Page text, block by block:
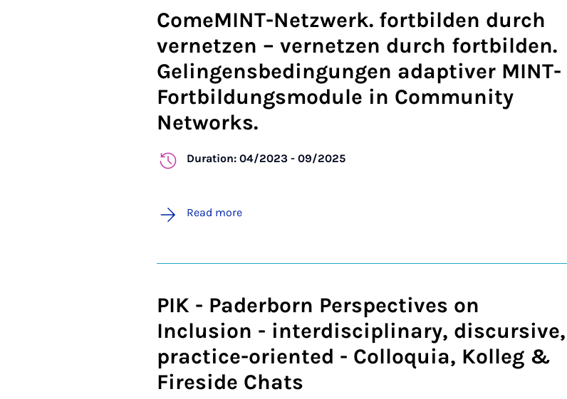
ComeMINT-Netzwerk. fortbilden durch
vernetzen – vernetzen durch fortbilden.
Gelingensbedingungen adaptiver MINT-
Fortbildungsmodule in Community
Networks.
Duration: 04/2023 - 09/2025
Read more
PIK - Paderborn Perspectives on
Inclusion - interdisciplinary, discursive,
practice-oriented - Colloquia, Kolleg &
Fireside Chats